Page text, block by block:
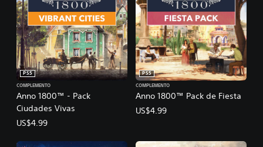
Anno 1800™ - Pack
Ciudades Vivas
PS5
COMPLEMENTO
US$4.99
Anno 1800™ Pack de Fiesta
PS5
COMPLEMENTO
US$4.99